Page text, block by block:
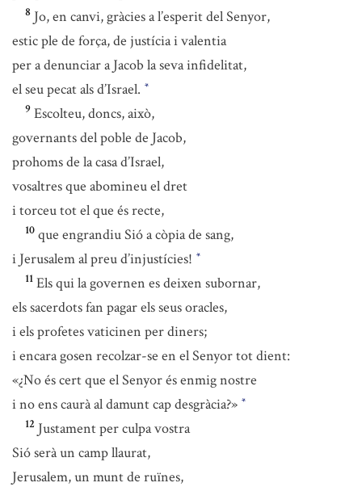
8 Jo, en canvi, gràcies a l’esperit del Senyor,
estic ple de força, de justícia i valentia
per a denunciar a Jacob la seva infidelitat,
el seu pecat als d’Israel. *
9 Escolteu, doncs, això,
governants del poble de Jacob,
prohoms de la casa d’Israel,
vosaltres que abomineu el dret
i torceu tot el que és recte,
10 que engrandiu Sió a còpia de sang,
i Jerusalem al preu d’injustícies! *
11 Els qui la governen es deixen subornar,
els sacerdots fan pagar els seus oracles,
i els profetes vaticinen per diners;
i encara gosen recolzar-se en el Senyor tot dient:
«¿No és cert que el Senyor és enmig nostre
i no ens caurà al damunt cap desgràcia?» *
12 Justament per culpa vostra
Sió serà un camp llaurat,
Jerusalem, un munt de ruïnes,